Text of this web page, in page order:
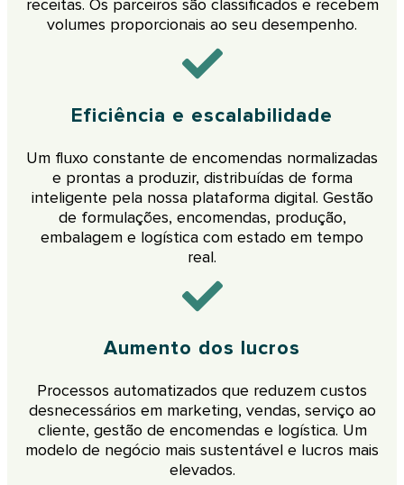
receitas. Os parceiros são classificados e recebem
volumes proporcionais ao seu desempenho.
Eficiência e escalabilidade
Um fluxo constante de encomendas normalizadas
e prontas a produzir, distribuídas de forma
inteligente pela nossa plataforma digital. Gestão
de formulações, encomendas, produção,
embalagem e logística com estado em tempo
real.
Aumento dos lucros
Processos automatizados que reduzem custos
desnecessários em marketing, vendas, serviço ao
cliente, gestão de encomendas e logística. Um
modelo de negócio mais sustentável e lucros mais
elevados.